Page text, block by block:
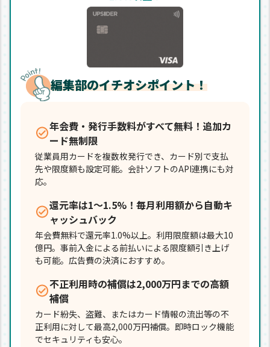
編集部のイチオシポイント！
年会費・発行手数料がすべて無料！追加カ
ード無制限
従業員用カードを複数枚発行でき、カード別で支払
先や限度額も設定可能。会計ソフトのAPI連携にも対
応。
還元率は1～1.5%！毎月利用額から自動キ
ャッシュバック
年会費無料で還元率1.0%以上。利用限度額は最大10
億円。事前入金による前払いによる限度額引き上げ
も可能。広告費の決済におすすめ。
不正利用時の補償は2,000万円までの高額
補償
カード紛失、盗難、またはカード情報の流出等の不
正利用に対して最高2,000万円補償。即時ロック機能
でセキュリティも安心。